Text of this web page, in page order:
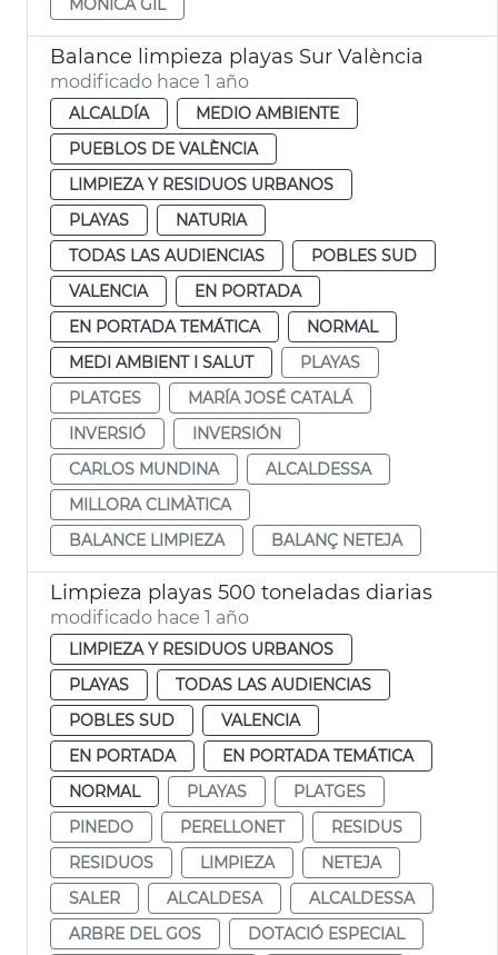
Balance limpieza playas Sur València
modificado hace 1 año
ALCALDÍA
MEDIO AMBIENTE
PUEBLOS DE VALÈNCIA
LIMPIEZA Y RESIDUOS URBANOS
PLAYAS
NATURIA
TODAS LAS AUDIENCIAS
POBLES SUD
VALENCIA
EN PORTADA
EN PORTADA TEMÁTICA
NORMAL
MEDI AMBIENT I SALUT
PLAYAS
PLATGES
MARÍA JOSÉ CATALÁ
INVERSIÓ
INVERSIÓN
CARLOS MUNDINA
ALCALDESSA
MILLORA CLIMÀTICA
BALANCE LIMPIEZA
BALANÇ NETEJA
Limpieza playas 500 toneladas diarias
modificado hace 1 año
LIMPIEZA Y RESIDUOS URBANOS
PLAYAS
TODAS LAS AUDIENCIAS
POBLES SUD
VALENCIA
EN PORTADA
EN PORTADA TEMÁTICA
NORMAL
PLAYAS
PLATGES
PINEDO
PERELLONET
RESIDUS
RESIDUOS
LIMPIEZA
NETEJA
SALER
ALCALDESA
ALCALDESSA
ARBRE DEL GOS
DOTACIÓ ESPECIAL